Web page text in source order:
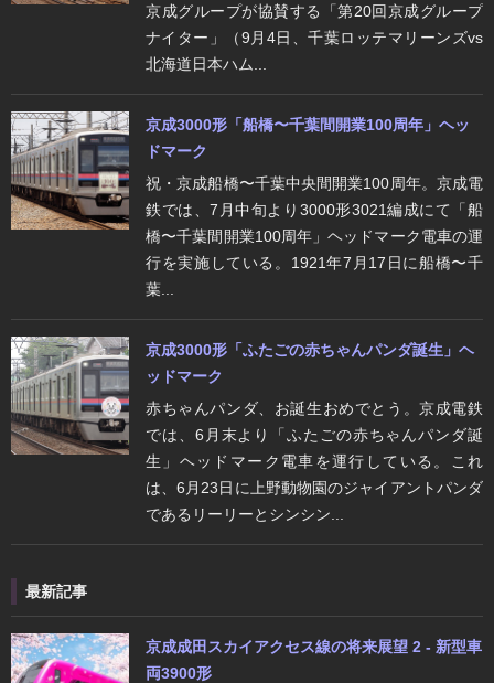
京成グループが協賛する「第20回京成グループ
ナイター」（9月4日、千葉ロッテマリーンズvs
北海道日本ハム...
京成3000形「船橋〜千葉間開業100周年」ヘッ
ドマーク
祝・京成船橋〜千葉中央間開業100周年。京成電
鉄では、7月中旬より3000形3021編成にて「船
橋〜千葉間開業100周年」ヘッドマーク電車の運
行を実施している。1921年7月17日に船橋〜千
葉...
京成3000形「ふたごの赤ちゃんパンダ誕生」ヘ
ッドマーク
赤ちゃんパンダ、お誕生おめでとう。京成電鉄
では、6月末より「ふたごの赤ちゃんパンダ誕
生」ヘッドマーク電車を運行している。これ
は、6月23日に上野動物園のジャイアントパンダ
であるリーリーとシンシン...
最新記事
京成成田スカイアクセス線の将来展望 2 - 新型車
両3900形